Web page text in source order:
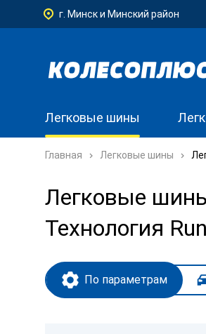
г. Минск и Минский район
Легковые шины
Главная Легковые шины
Легковые
Технология
По параметрам